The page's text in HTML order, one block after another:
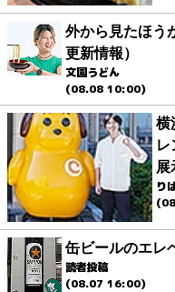
外から見たほう
更新情報）
文園うどん
(08.08 10:00)
横
レ
展
り
缶ビールのエレ
読者投稿
(08.07 16:00)